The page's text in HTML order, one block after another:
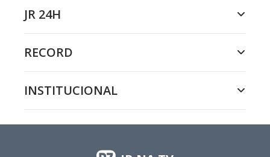
JR 24H
RECORD
INSTITUCIONAL